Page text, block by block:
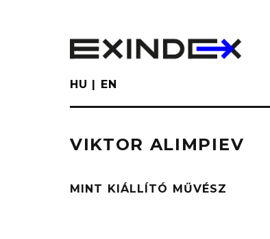
HU EN
VIKTOR ALIMPIEV
MINT KIÁLLÍTÓ MŰVÉSZ